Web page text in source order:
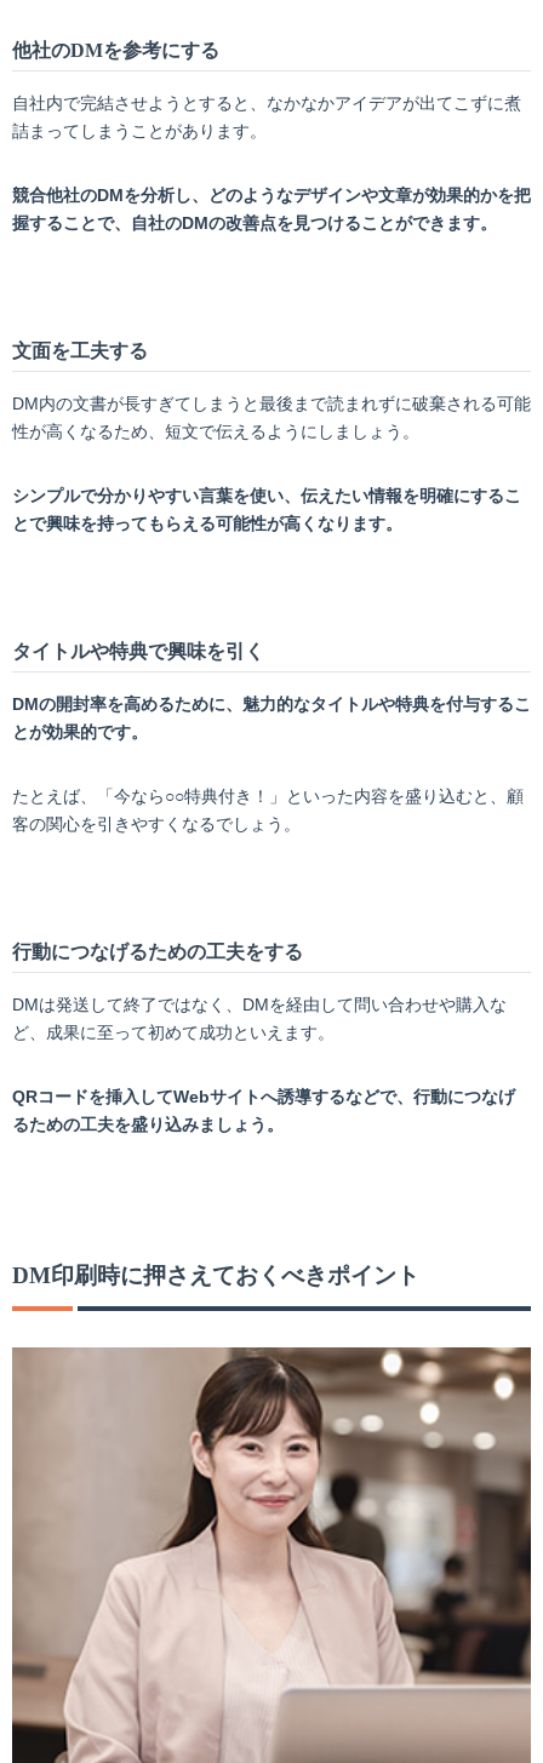
他社のDMを参考にする
自社内で完結させようとすると、なかなかアイデアが出てこずに煮
詰まってしまうことがあります。
競合他社のDMを分析し、どのようなデザインや文章が効果的かを把
握することで、自社のDMの改善点を見つけることができます。
文面を工夫する
DM内の文書が長すぎてしまうと最後まで読まれずに破棄される可能
性が高くなるため、短文で伝えるようにしましょう。
シンプルで分かりやすい言葉を使い、伝えたい情報を明確にするこ
とで興味を持ってもらえる可能性が高くなります。
タイトルや特典で興味を引く
DMの開封率を高めるために、魅力的なタイトルや特典を付与するこ
とが効果的です。
たとえば、「今なら○○特典付き！」といった内容を盛り込むと、顧
客の関心を引きやすくなるでしょう。
行動につなげるための工夫をする
DMは発送して終了ではなく、DMを経由して問い合わせや購入な
ど、成果に至って初めて成功といえます。
QRコードを挿入してWebサイトへ誘導するなどで、行動につなげ
るための工夫を盛り込みましょう。
DM印刷時に押さえておくべきポイント